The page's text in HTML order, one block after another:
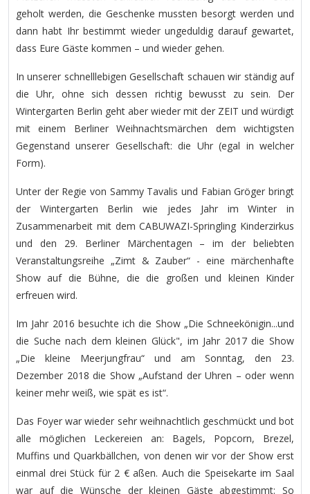
geholt werden, die Geschenke mussten besorgt werden und
dann habt Ihr bestimmt wieder ungeduldig darauf gewartet,
dass Eure Gäste kommen – und wieder gehen.
In unserer schnelllebigen Gesellschaft schauen wir ständig auf
die Uhr, ohne sich dessen richtig bewusst zu sein. Der
Wintergarten Berlin geht aber wieder mit der ZEIT und würdigt
mit einem Berliner Weihnachtsmärchen dem wichtigsten
Gegenstand unserer Gesellschaft: die Uhr (egal in welcher
Form).
Unter der Regie von Sammy Tavalis und Fabian Gröger bringt
der Wintergarten Berlin wie jedes Jahr im Winter in
Zusammenarbeit mit dem CABUWAZI-Springling Kinderzirkus
und den 29. Berliner Märchentagen – im der beliebten
Veranstaltungsreihe „Zimt & Zauber“ - eine märchenhafte
Show auf die Bühne, die die großen und kleinen Kinder
erfreuen wird.
Im Jahr 2016 besuchte ich die Show „Die Schneekönigin...und
die Suche nach dem kleinen Glück", im Jahr 2017 die Show
„Die kleine Meerjungfrau“ und am Sonntag, den 23.
Dezember 2018 die Show „Aufstand der Uhren – oder wenn
keiner mehr weiß, wie spät es ist“.
Das Foyer war wieder sehr weihnachtlich geschmückt und bot
alle möglichen Leckereien an: Bagels, Popcorn, Brezel,
Muffins und Quarkbällchen, von denen wir vor der Show erst
einmal drei Stück für 2 € aßen. Auch die Speisekarte im Saal
war auf die Wünsche der kleinen Gäste abgestimmt: So